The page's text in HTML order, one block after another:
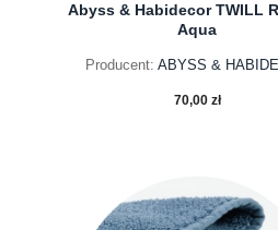
Abyss & Habidecor TWILL
Aqua
Producent: ABYSS &
70,00 zł
do koszyka